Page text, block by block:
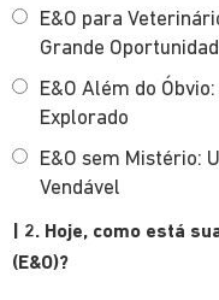
E&O para
Grande
E&O Além do
Explorado
E&O sem Mistério:
Vendável
| 2. Hoje, como está
(E&O)?